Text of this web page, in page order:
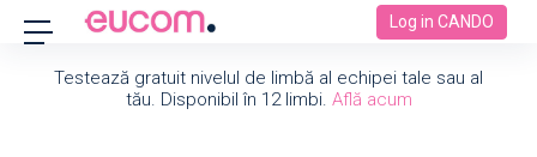
Log in CANDO
Testează gratuit nivelul de limbă al echipei tale sau al
tău. Disponibil în 12 limbi. Află acum